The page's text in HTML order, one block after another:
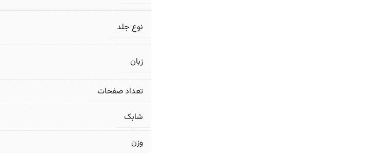
نوع جلد
زبان
تعداد صفحات
شابک
وزن